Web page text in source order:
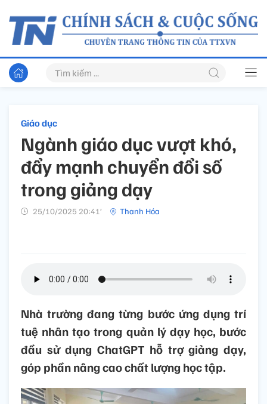
Giáo dục
Ngành giáo dục vượt khó,
đẩy mạnh chuyển đổi số
trong giảng dạy
25/10/2025 20:41’ Thanh Hóa
Nhà trường đang từng bước ứng dụng trí
tuệ nhân tạo trong quản lý dạy học, bước
đầu sử dụng ChatGPT hỗ trợ giảng dạy,
góp phần nâng cao chất lượng học tập.